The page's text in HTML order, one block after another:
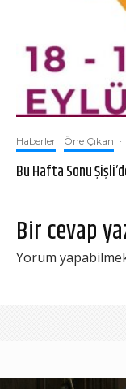
Haberler Öne Çıkan ·
Bu Hafta Sonu
Bir cevap
Yorum